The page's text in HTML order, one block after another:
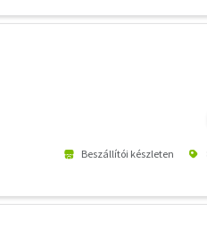
Beszállítói készleten